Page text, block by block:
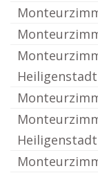
Heiligenstadt
Heiligenstadt